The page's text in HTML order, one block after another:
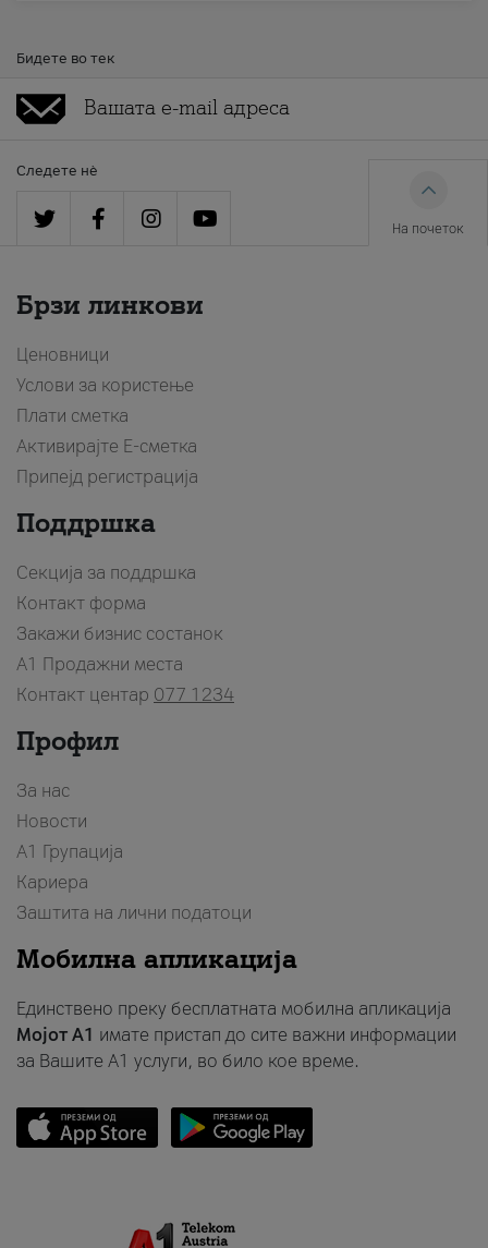
Бидете во тек
Следете нè
На почеток
Брзи линкови
Ценовници
Услови за користење
Плати сметка
Активирајте Е-сметка
Припејд регистрација
Поддршка
Секција за поддршка
Контакт форма
Закажи бизнис состанок
A1 Продажни места
Контакт центар 077 1234
Профил
За нас
Новости
А1 Групација
Кариера
Заштита на лични податоци
Мобилна апликација
Единствено преку бесплатната мобилна апликација
Мојот A1 имате пристап до сите важни информации
за Вашите A1 услуги, во било кое време.